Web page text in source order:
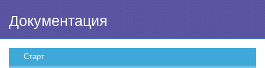
Документация
Старт